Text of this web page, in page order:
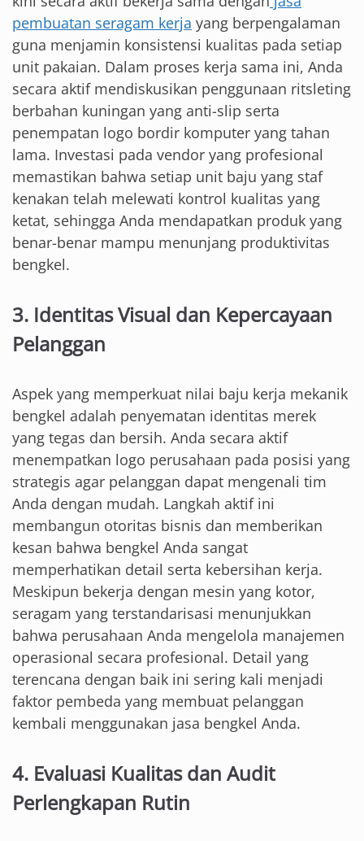
pembuatan seragam kerja yang berpengalaman
guna menjamin konsistensi kualitas pada setiap
unit pakaian. Dalam proses kerja sama ini, Anda
secara aktif mendiskusikan penggunaan ritsleting
berbahan kuningan yang anti-slip serta
penempatan logo bordir komputer yang tahan
lama. Investasi pada vendor yang profesional
memastikan bahwa setiap unit baju yang staf
kenakan telah melewati kontrol kualitas yang
ketat, sehingga Anda mendapatkan produk yang
benar-benar mampu menunjang produktivitas
bengkel.
3. Identitas Visual dan Kepercayaan
Pelanggan
Aspek yang memperkuat nilai baju kerja mekanik
bengkel adalah penyematan identitas merek
yang tegas dan bersih. Anda secara aktif
menempatkan logo perusahaan pada posisi yang
strategis agar pelanggan dapat mengenali tim
Anda dengan mudah. Langkah aktif ini
membangun otoritas bisnis dan memberikan
kesan bahwa bengkel Anda sangat
memperhatikan detail serta kebersihan kerja.
Meskipun bekerja dengan mesin yang kotor,
seragam yang terstandarisasi menunjukkan
bahwa perusahaan Anda mengelola manajemen
operasional secara profesional. Detail yang
terencana dengan baik ini sering kali menjadi
faktor pembeda yang membuat pelanggan
kembali menggunakan jasa bengkel Anda.
4. Evaluasi Kualitas dan Audit
Perlengkapan Rutin